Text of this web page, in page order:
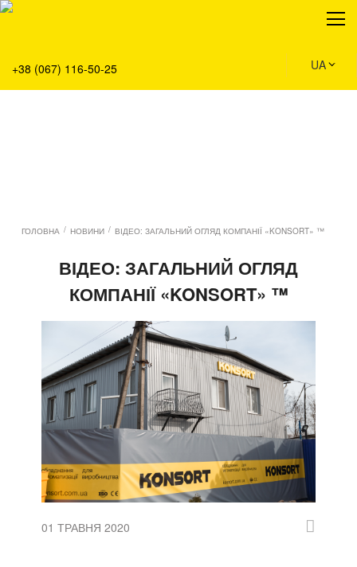
+38 (067) 116-50-25 UA
Про нас
Сервіс
Рішення
ГОЛОВНА / НОВИНИ / ВІДЕО: ЗАГАЛЬНИЙ ОГЛЯД КОМПАНІЇ «KONSORT» ™
ВІДЕО: ЗАГАЛЬНИЙ ОГЛЯД
КОМПАНІЇ «KONSORT» ™
01 ТРАВНЯ 2020